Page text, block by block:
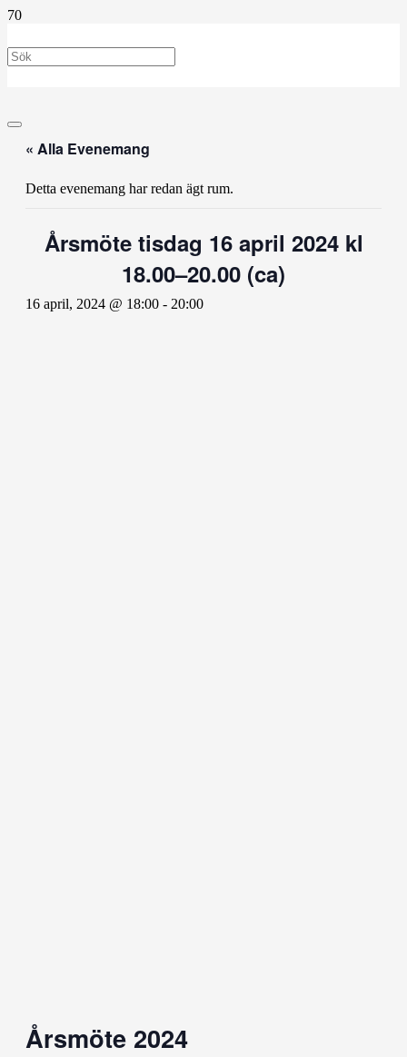
« Alla Evenemang
Detta evenemang har redan ägt rum.
Årsmöte tisdag 16 april 2024 kl
18.00–20.00 (ca)
16 april, 2024 @ 18:00 - 20:00
Årsmöte 2024